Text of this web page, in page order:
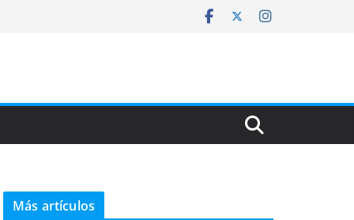
Más artículos